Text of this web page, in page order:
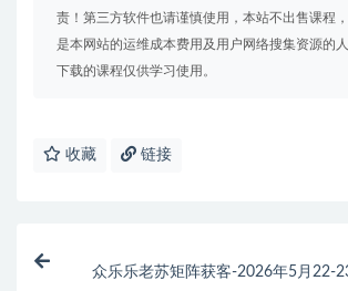
责！第三方软件也请谨慎使用，本站不出售课程
是本网站的运维成本费用及用户网络搜集资源的
下载的课程仅供学习使用。
收藏 链接
众乐乐老苏矩阵获客-2026年5月22-